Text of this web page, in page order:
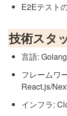
E2Eテスト
技術スタ
言語:
フレームワ
React.js/
インフラ: